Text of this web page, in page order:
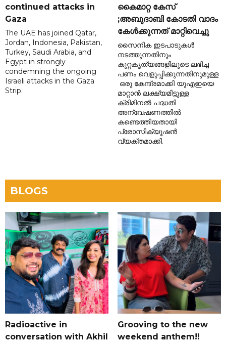
continued attacks in
Gaza
The UAE has joined Qatar,
Jordan, Indonesia, Pakistan,
Turkey, Saudi Arabia, and
Egypt in strongly
condemning the ongoing
Israeli attacks in the Gaza
Strip.
കൈമാറ്റ കേസ്
;അബുദാബി കോടതി വാദം
കേൾക്കുന്നത് മാറ്റിവെച്ചു
സൈനിക ഇടപാടുകൾ
നടത്തുന്നതിനും
കുറ്റകൃത്യങ്ങളിലൂടെ ലഭിച്ച
പണം വെളുപ്പിക്കുന്നതിനുമുള്ള
ഒരു കേന്ദ്രമാക്കി യുഎഇയെ
മാറ്റാൻ ലക്ഷ്യമിട്ടുള്ള
ക്രിമിനൽ പദ്ധതി
അന്വേഷണത്തിൽ
കണ്ടെത്തിയതായി
പ്രോസിക്യൂഷൻ
വ്യക്തമാക്കി.
BLOGS
Radioactive in
conversation with Akhil
Grooving to the new
weekend anthem!!